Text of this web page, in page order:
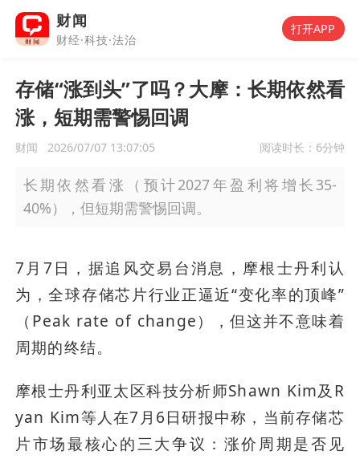
财闻
财经·科技·法治
打开APP
存储“涨到头”了吗？大摩：长期依然看
涨，短期需警惕回调
财闻 2026/07/07 13:07:05 阅读时长： 6分钟
长期依然看涨（预计2027年盈利将增长35-
40%），但短期需警惕回调。
7月7日，据追风交易台消息，摩根士丹利认
为，全球存储芯片行业正逼近“变化率的顶峰”
（Peak rate of change），但这并不意味着
周期的终结。
摩根士丹利亚太区科技分析师Shawn Kim及R
yan Kim等人在7月6日研报中称，当前存储芯
片市场最核心的三大争议：涨价周期是否见